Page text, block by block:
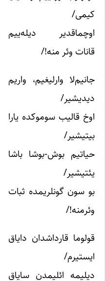
دیله‌ییم
وئر منه!/
وارلیغیم، واریم
قالیب سوموکده یارا
بوش-بوشا باشا
سون گونلریمده ثبات
قارداشدان دایاق
ائلیمدن سایاق